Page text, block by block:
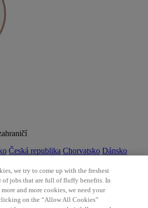
Česká republika Chorvatsko Dánsko
Norsko Polsko Portugalsko
Srbsko Švýcarsko Turecko
Grafton Recruitment
we try to come up with the freshest
of jobs that are full of fluffy benefits. In
and more cookies, we need your
on the “Allow All Cookies”